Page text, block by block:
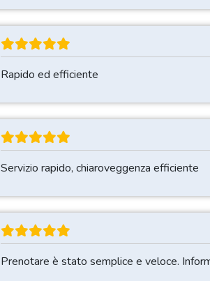
Rapido ed efficiente
Servizio rapido, chiaroveggenza efficiente
Prenotare è stato semplice e veloce.